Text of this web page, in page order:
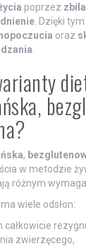
poprzez
. Dzięki
oraz
,
w metodzie
różnym
ma wiele odsłon:
całkowicie
zwierzęcego,